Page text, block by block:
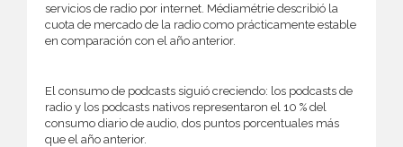
servicios de radio por internet. Médiamétrie describió la
cuota de mercado de la radio como prácticamente estable
en comparación con el año anterior.
El consumo de podcasts siguió creciendo: los podcasts de
radio y los podcasts nativos representaron el 10 % del
consumo diario de audio, dos puntos porcentuales más
que el año anterior.